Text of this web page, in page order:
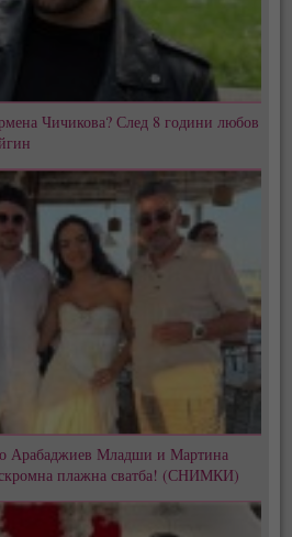
Чичикова? След 8 години любов
Арабаджиев Младши и Мартина
плажна сватба! (СНИМКИ)